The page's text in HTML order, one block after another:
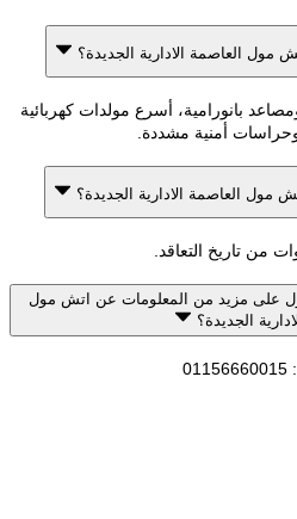
الادارية الجديدة؟
أسرع مولدات كهربائية
أمنية مشددة.
الادارية الجديدة؟
التعاقد.
مزيد من المعلومات عن اتش مول
الجديدة؟